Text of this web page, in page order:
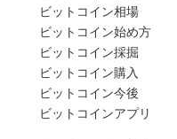
ビットコイン相場
ビットコイン始め方
ビットコイン採掘
ビットコイン購入
ビットコイン今後
ビットコインアプリ